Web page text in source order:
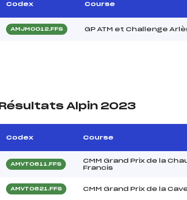
Codex Course
AMJM0012.FFS GP ATM et Challenge
Résultats Alpin 2023
Codex Course
AMVT0611.FFS
CMM Grand Prix de la
Francis
AMVT0621.FFS CMM Grand Prix de la